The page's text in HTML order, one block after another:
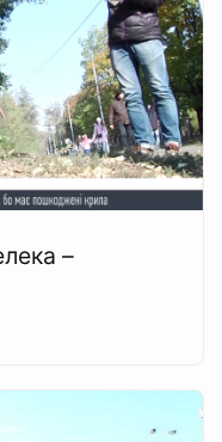
–